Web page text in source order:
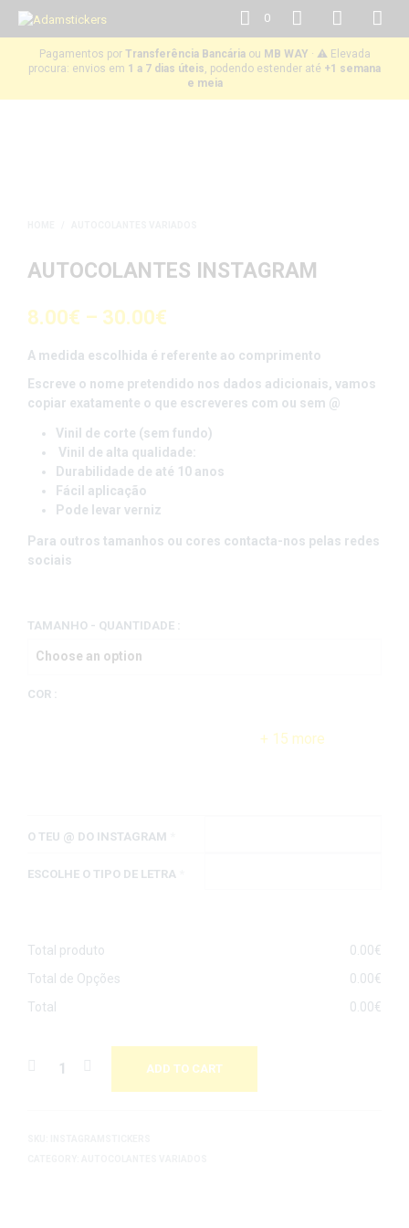
Pagamentos por Transferência Bancáriaou MB WAY · ⚠️ Elevada
procura: envios em 1 a 7 dias úteis, podendo estender até +1 semana
e meia
0
AUTOCOLANTES INSTAGRAM
8.00€ – 30.00€
A medida escolhida é referente ao comprimento
Escreve o nome pretendido nos dados adicionais, vamos
copiar exatamente o que escreveres com ou sem @
Vinil de corte (sem fundo)
Vinil de alta qualidade:
Durabilidade de até 10 anos
Fácil aplicação
Pode levar verniz
Para outros tamanhos ou cores contacta-nos pelas redes
sociais
TAMANHO - QUANTIDADE :
COR :
+ 15 more
O TEU @ DO INSTAGRAM
ESCOLHE O TIPO DE LETRA
Total produto 0.00€
Total de Opções
0.00€
Total
0.00€
ADD TO CART